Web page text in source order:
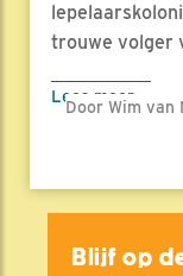
trouwe volger
Lees meer
Door Wim van
Blijf op